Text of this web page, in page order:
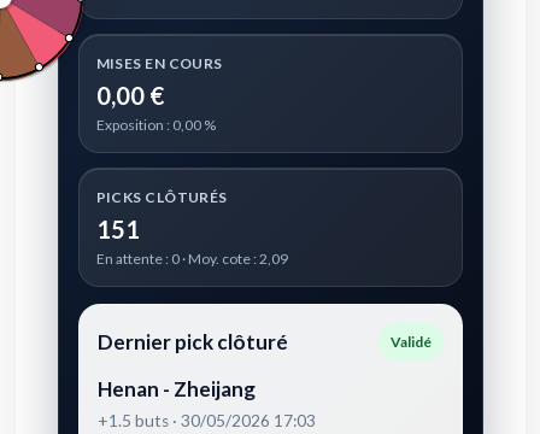
MISES EN COURS
0,00 €
Exposition : 0,00 %
PICKS CLÔTURÉS
151
En attente : 0 · Moy. cote : 2,09
Dernier pick clôturé Validé
Henan - Zheijang
+1.5 buts · 30/05/2026 17:03